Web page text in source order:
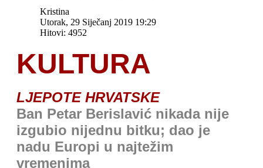
Kristina
Utorak, 29 Siječanj 2019 19:29
Hitovi: 4952
KULTURA
LJEPOTE HRVATSKE
Ban Petar Berislavić nikada nije
izgubio nijednu bitku; dao je
nadu Europi u najtežim
vremenima